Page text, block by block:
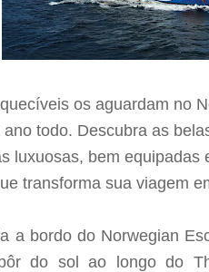
os aguardam no
todo. Descubra as
luxuosas, bem equipadas
transforma sua viagem
a bordo do Norwegian
do sol ao longo do